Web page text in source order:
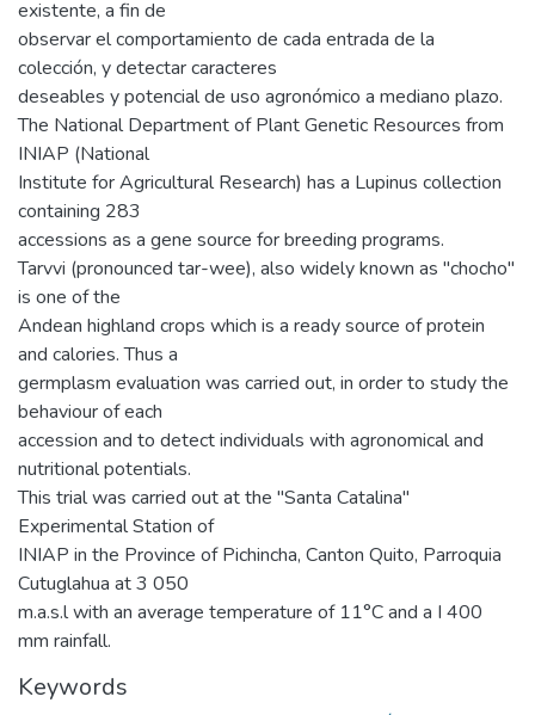
existente, a fin de
observar el comportamiento de cada entrada de la
colección, y detectar caracteres
deseables y potencial de uso agronómico a mediano plazo.
The National Department of Plant Genetic Resources from
INIAP (National
Institute for Agricultural Research) has a Lupinus collection
containing 283
accessions as a gene source for breeding programs.
Tarvvi (pronounced tar-wee), also widely known as "chocho"
is one of the
Andean highland crops which is a ready source of protein
and calories. Thus a
germplasm evaluation was carried out, in order to study the
behaviour of each
accession and to detect individuals with agronomical and
nutritional potentials.
This trial was carried out at the "Santa Catalina"
Experimental Station of
INIAP in the Province of Pichincha, Canton Quito, Parroquia
Cutuglahua at 3 050
m.a.s.l with an average temperature of 11°C and a I 400
mm rainfall.
Keywords